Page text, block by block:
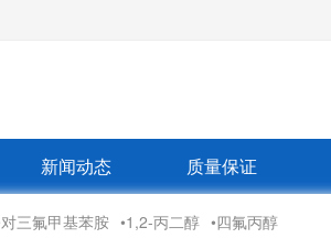
新闻动态 质量保证
对三氟甲基苯胺 •1,2-丙二醇 •四氟丙醇